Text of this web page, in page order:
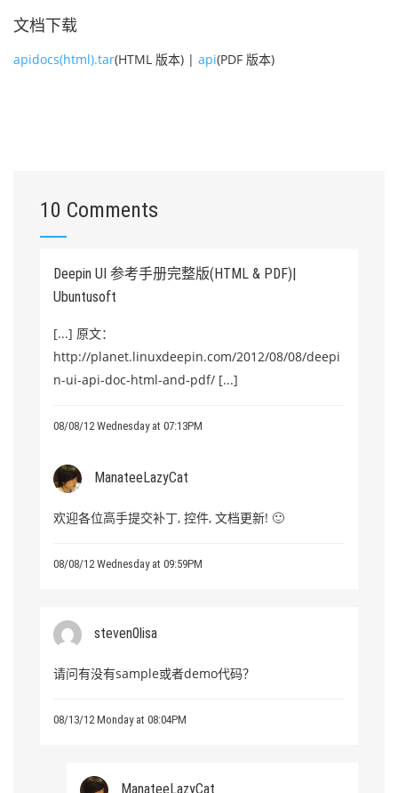
文档下载
apidocs(html).tar(HTML 版本) | api(PDF 版本)
10 Comments
Deepin UI 参考手册完整版(HTML & PDF)|
Ubuntusoft
[...] 原文：
http://planet.linuxdeepin.com/2012/08/08/deepi
n-ui-api-doc-html-and-pdf/ [...]
08/08/12 Wednesday at 07:13PM
ManateeLazyCat
欢迎各位高手提交补丁, 控件, 文档更新! 🙂
08/08/12 Wednesday at 09:59PM
steven0lisa
请问有没有sample或者demo代码？
08/13/12 Monday at 08:04PM
ManateeLazyCat